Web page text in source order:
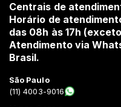
Centrais de
Horário de
das 08h às 17h
Atendimento via
Brasil.
São Paulo
(11) 4003-9016